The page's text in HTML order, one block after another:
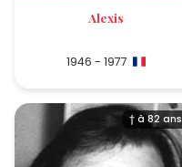
Alexis
1946 - 1977
† à 82 ans